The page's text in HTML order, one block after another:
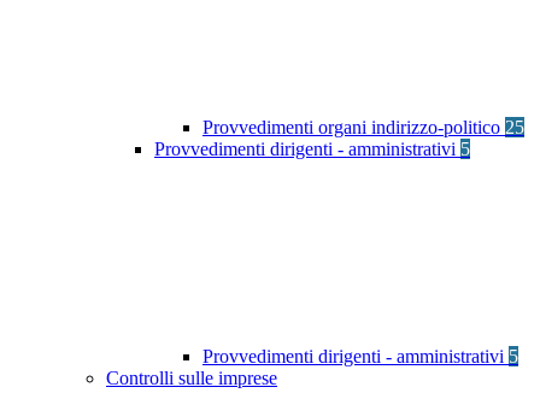
Provvedimenti organi indirizzo-politico 25
Provvedimenti dirigenti - amministrativi 5
Provvedimenti dirigenti - amministrativi 5
Controlli sulle imprese